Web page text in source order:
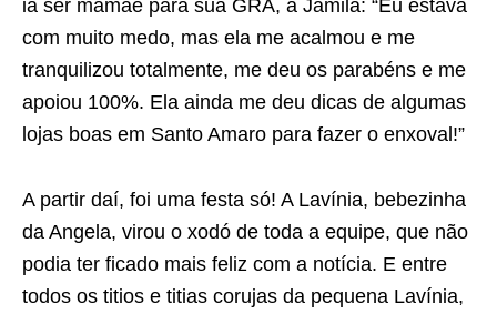
ia ser mamãe para sua GRA, a Jamila: “Eu estava
com muito medo, mas ela me acalmou e me
tranquilizou totalmente, me deu os parabéns e me
apoiou 100%. Ela ainda me deu dicas de algumas
lojas boas em Santo Amaro para fazer o enxoval!”
A partir daí, foi uma festa só! A Lavínia, bebezinha
da Angela, virou o xodó de toda a equipe, que não
podia ter ficado mais feliz com a notícia. E entre
todos os titios e titias corujas da pequena Lavínia,